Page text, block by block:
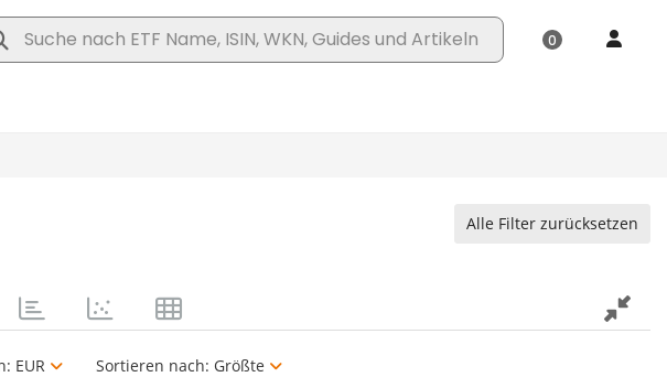
Alle Filter zurücksetzen
EUR Sortieren nach: Größte